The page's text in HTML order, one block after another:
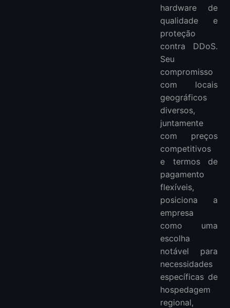
hardware de
qualidade e
proteção
contra DDoS.
Seu
compromisso
com locais
geográficos
diversos,
juntamente
com preços
competitivos
e termos de
pagamento
flexíveis,
posiciona a
empresa
como uma
escolha
notável para
necessidades
específicas de
hospedagem
regional,